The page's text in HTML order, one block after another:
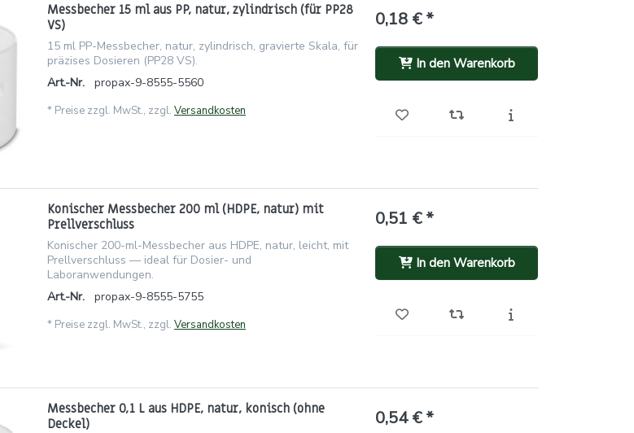
Messbecher 15 ml aus PP, natur, zylindrisch (für PP28
VS)
15 ml PP-Messbecher, natur, zylindrisch, gravierte Skala, für
präzises Dosieren (PP28 VS).
Art.-Nr.
propax-9-8555-5560
* Preise zzgl. MwSt., zzgl. Versandkosten
0,18 € *
In den Warenkorb
Konischer Messbecher 200 ml (HDPE, natur) mit
Prellverschluss
Konischer 200-ml-Messbecher aus HDPE, natur, leicht, mit
Prellverschluss — ideal für Dosier- und
Laboranwendungen.
Art.-Nr.
propax-9-8555-5755
* Preise zzgl. MwSt., zzgl. Versandkosten
0,51 € *
In den Warenkorb
Messbecher 0,1 L aus HDPE, natur, konisch (ohne
Deckel)
0,54 € *